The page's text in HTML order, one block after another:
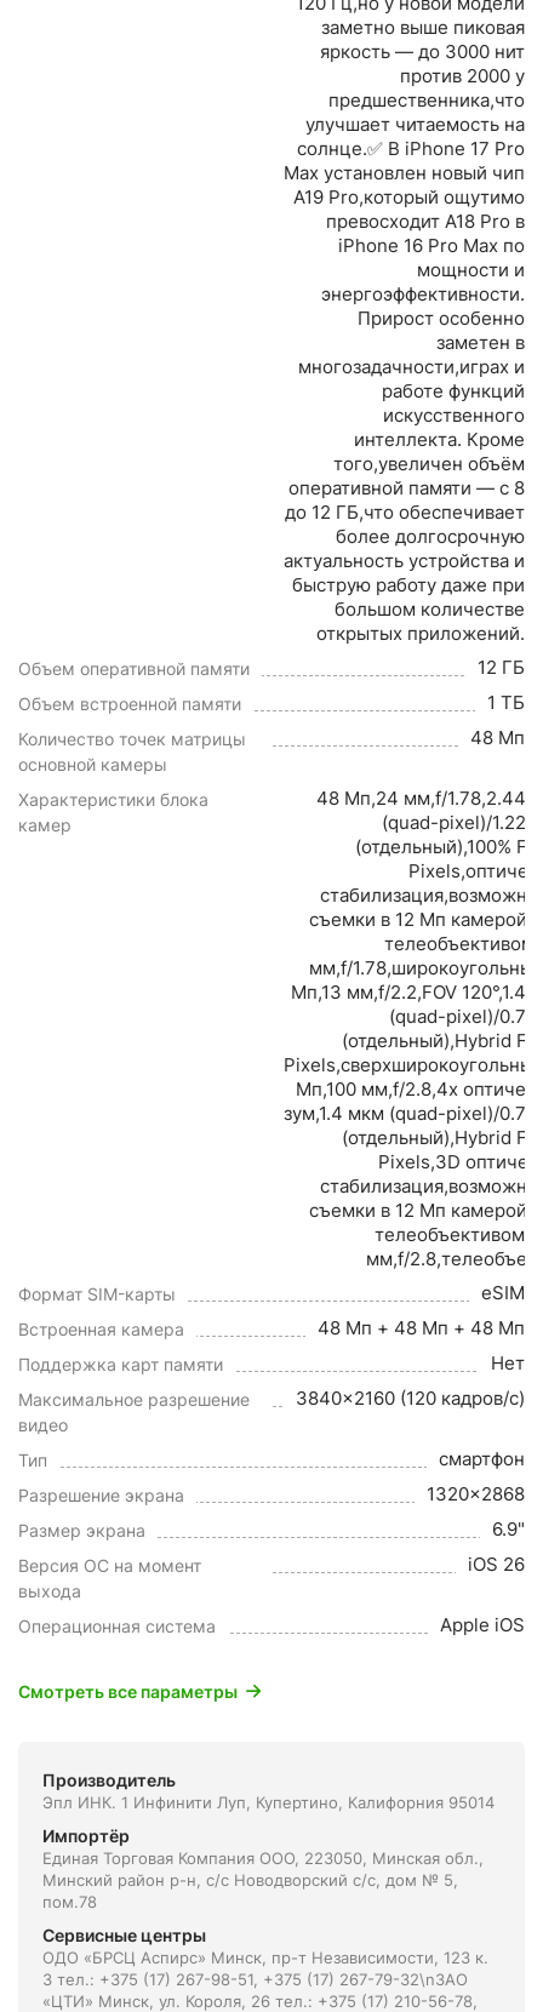
заметно выше пиковая
яркость — до 3000 нит
против 2000 у
предшественника,что
улучшает читаемость на
солнце.✅ В iPhone 17 Pro
Max установлен новый чип
A19 Pro,который ощутимо
превосходит A18 Pro в
iPhone 16 Pro Max по
мощности и
энергоэффективности.
Прирост особенно
заметен в
многозадачности,играх и
работе функций
искусственного
интеллекта. Кроме
того,увеличен объём
оперативной памяти — с 8
до 12 ГБ,что обеспечивает
более долгосрочную
актуальность устройства и
быструю работу даже при
большом количестве
открытых приложений.
Объем оперативной памяти 12 ГБ
Объем встроенной памяти 1 ТБ
Количество точек матрицы
основной камеры
48 Мп
Характеристики блока
камер
48 Мп,24 мм,f/1.78,2.44
(quad-pixel)/1.22
(отдельный),100%
съемки в 12 Мп камерой
мм,f/
Мп,13 мм,f/2.2,FOV 120°,1.4
(quad-pixel)/0.7
(отдельный),Hybrid
Мп,100 мм,f/2.8,4x
зум,1.4 мкм (quad-pixel)/0.7
(отдельный),Hybrid
Pixels,3D
съемки в 12 Мп камерой
телеобъективом:
мм,f/
Формат SIM-карты eSIM
Встроенная камера 48 Мп + 48 Мп + 48 Мп
Поддержка карт памяти Нет
Максимальное разрешение
видео
3840x2160 (120 кадров/с)
Тип смартфон
Разрешение экрана 1320x2868
Размер экрана 6.9"
Версия ОС на момент
выхода
iOS 26
Операционная система Apple iOS
Смотреть все параметры
Производитель
Эпл ИНК. 1 Инфинити Луп, Купертино, Калифорния 95014
Импортёр
Единая Торговая Компания ООО, 223050, Минская обл.,
Минский район р-н, с/с Новодворский с/с, дом № 5,
пом.78
Сервисные центры
ОДО «БРСЦ Аспирс» Минск, пр-т Независимости, 123 к.
3 тел.: +375 (17) 267-98-51, +375 (17) 267-79-32\nЗАО
«ЦТИ» Минск, ул. Короля, 26 тел.: +375 (17) 210-56-78,